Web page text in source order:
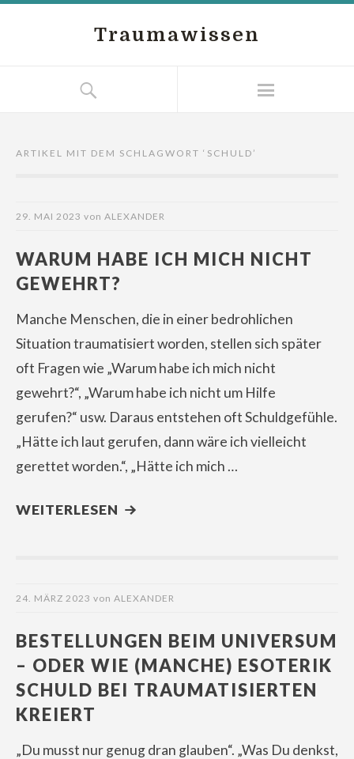
Traumawissen
ARTIKEL MIT DEM SCHLAGWORT ‘ SCHULD ’
29. MAI 2023 von ALEXANDER
WARUM HABE ICH MICH NICHT
GEWEHRT?
Manche Menschen, die in einer bedrohlichen
Situation traumatisiert worden, stellen sich später
oft Fragen wie „Warum habe ich mich nicht
gewehrt?“, „Warum habe ich nicht um Hilfe
gerufen?“ usw. Daraus entstehen oft Schuldgefühle.
„Hätte ich laut gerufen, dann wäre ich vielleicht
gerettet worden.“, „Hätte ich mich …
WEITERLESEN
24. MÄRZ 2023 von ALEXANDER
BESTELLUNGEN BEIM UNIVERSUM
– ODER WIE (MANCHE) ESOTERIK
SCHULD BEI TRAUMATISIERTEN
KREIERT
„Du musst nur genug dran glauben“. „Was Du denkst,